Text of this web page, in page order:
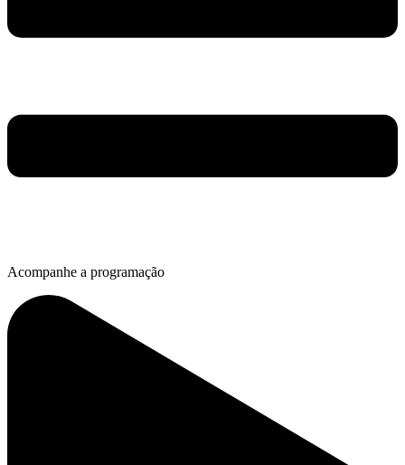
Acompanhe a programação